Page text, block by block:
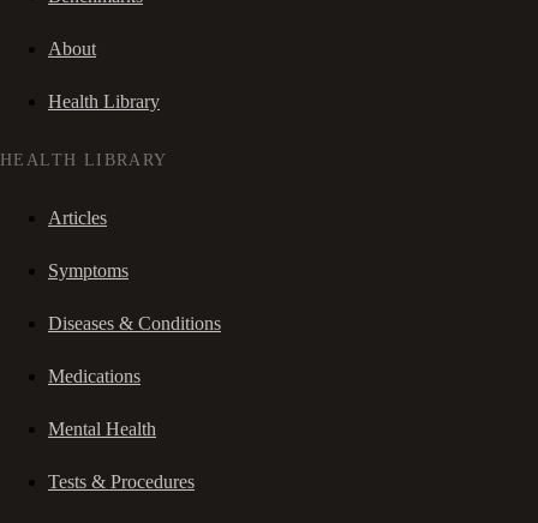
About
Health Library
HEALTH LIBRARY
Articles
Symptoms
Diseases & Conditions
Medications
Mental Health
Tests & Procedures